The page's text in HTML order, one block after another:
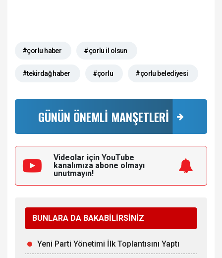
#çorlu haber #çorlu il olsun
#tekirdağ haber #çorlu #çorlu belediyesi
GÜNÜN ÖNEMLİ MANŞETLERİ
Videolar için YouTube
kanalımıza abone olmayı
unutmayın!
BUNLARA DA BAKABİLİRSİNİZ
Yeni Parti Yönetimi İlk Toplantısını Yaptı